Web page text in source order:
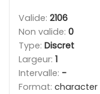
Valide: 2106
Non valide: 0
Type: Discret
Largeur: 1
Intervalle: -
Format: character